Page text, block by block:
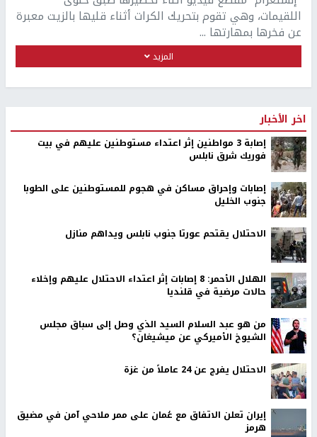
اللقيمات، وهي تقوم بتحريك الكرات أثناء قليها بالزيت معبرة
عن فخرها بمهارتها ...
المزيد
اخر الأخبار
إصابة 3 مواطنين إثر اعتداء مستوطنين عليهم في بيت
فوريك شرق نابلس
إصابات وإحراق مساكن في هجوم للمستوطنين على الطوبا
جنوب الخليل
الاحتلال يقتحم عورتا جنوب نابلس ويداهم منازل
الهلال الأحمر: 8 إصابات إثر اعتداء الاحتلال عليهم وإخلاء
حالات مرضية في قلنديا
من هو عبد السلام السيد الذي وصل إلى سباق مجلس
الشيوخ الأميركي عن ميشيغان؟
الاحتلال يفرج عن 24 عاملاً من غزة
إيران تعلن الاتفاق مع عُمان على ممر ملاحي آمن في مضيق
هرمز